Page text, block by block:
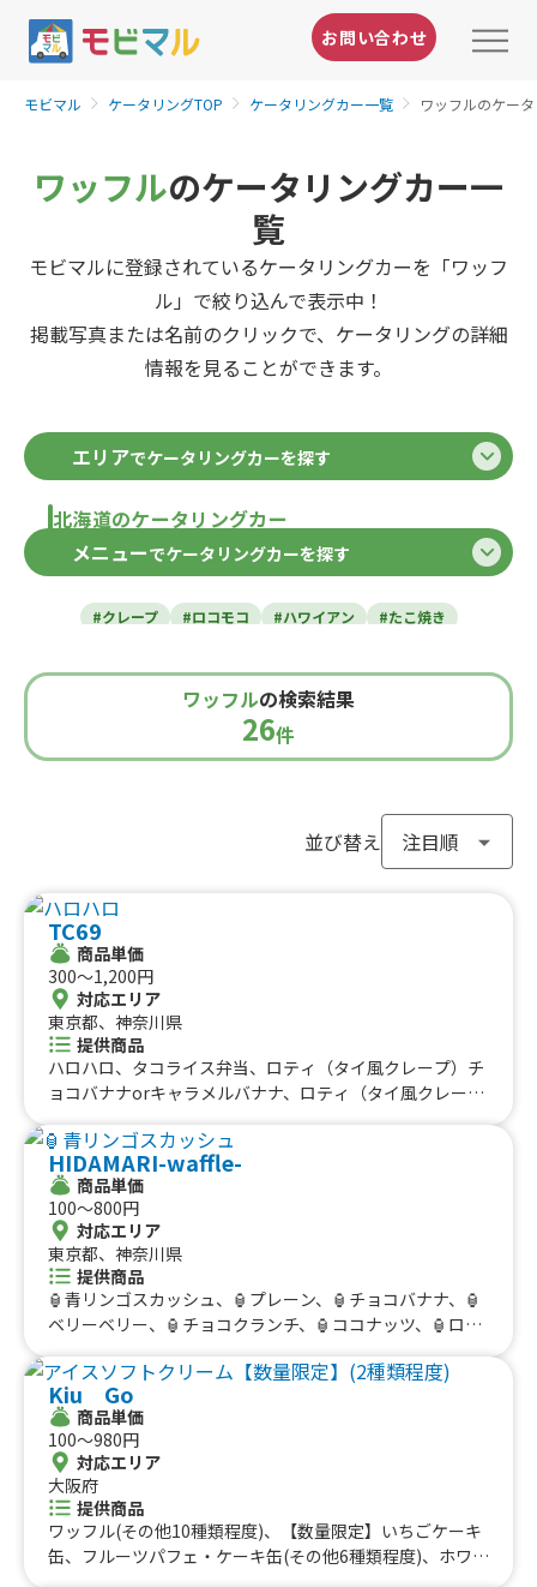
お問い合わせ
モビマル ケータリングTOP ケータリングカー一覧 ワッフルのケー
ワッフルのケータリングカー一
覧
モビマルに登録されているケータリングカーを「ワッフ
ル」で絞り込んで表示中！
掲載写真または名前のクリックで、ケータリングの詳細
情報を見ることができます。
エリアでケータリングカーを探す
北海道のケータリングカー
北海道
関東のケータリングカー
埼玉県栃木県
北信越のケータリングカー
東海のケータリングカー
愛知県静岡県
中国のケータリングカー
鳥取県島根県岡山県
四国のケータリングカー
徳島県香川県愛媛県高知県
九州のケータリングカー
福岡県佐賀県長崎県熊本県
沖縄のケータリングカー
沖縄県
メニューでケータリングカーを探す
#クレープ #ロコモコ #ハワイアン
#たこ焼き
#餃子・小籠包
#唐揚げ #ドリンク
#タピオカ
#イタリアン #カレー
#ケバブ #コーヒー
#タコライス
#焼きそば
#焼き鳥
#ローストビーフ
#アイスクリーム
#クリームソーダ
#ケーキ
#クロッフル
#フルーツジュース
#海鮮
#和菓子 #和食 #ご当地グルメ
#串焼き
#タイ料理
#軽食・スナック
#りんご飴・フルーツ飴
#アサイーボウル
ワッフルの検索結果
26件
並び替え
TC69
商品単価
300〜1,200円
対応エリア
東京都、神奈川県
提供商品
ハロハロ、タコライス弁当、ロティ（タイ風クレープ）チ
ョコバナナorキャラメルバナナ、ロティ（タイ風クレー
プ）プレーン、韓国ドーナツ、マラサダドーナツ、コナコ
ーヒー オールドファッション、ワッフル ホイップ、ワ
ッフル キャラメル、ワッフル チョコレート、タピオカ
キャラメル、タピオカチョコ、生フルーツジュース、ジン
ジャエール、いちごレアチーズドリンク、スパムおにぎ
り、飲むチーズケーキ、ホットコーヒー、アイスコーヒ
ー、アイスチョコレート、ホットチョコレート、ホットワ
イン、コーンスープ、オリオンビール、ドリロコス、レモ
ンサワー、ハイボール、フランクフルト、かき氷、タコ
ス、サルサタコライス、温玉タコライス、サワークリーム
タコライス、アボカドタコライス、トルティーヤタコライ
ス、チーズタコライス、タコライス
HIDAMARI-waffle-
商品単価
100〜800円
対応エリア
東京都、神奈川県
提供商品
🏮青リンゴスカッシュ、🏮プレーン、🏮チョコバナナ、🏮
ベリーベリー、🏮チョコクランチ、🏮ココナッツ、🏮ロー
き氷、アイスクリーム変更、🌸プレーン、🌸ココナッツ、
🌸ロータスキャラメル、🌸オレオクッキー、🌸桜ラテ、🌸
桜ワッフル、ほっとチョコレートココア、カフェラテ（ ア
イス / ホット ）、アメリカーノ ( ホット / アイス )、コーン
スープ、クラムチャウダー、☀️プレーン、☀️オレオチョ
コ、☀️ロータスキャラメル、☀️ベリーベリー、☀️ココナッ
ツ、☀️チョコクランチ、☀️チョコバナナ、☀️フランクフル
ト、☀️アメリカーノ（ ホット or アイス ）、ほっとミルク
Kiu Go
商品単価
100〜980円
対応エリア
大阪府
提供商品
ワッフル(その他10種類程度)、【数量限定】いちごケーキ
缶、フルーツパフェ・ケーキ缶(その他6種類程度)、ホワイ